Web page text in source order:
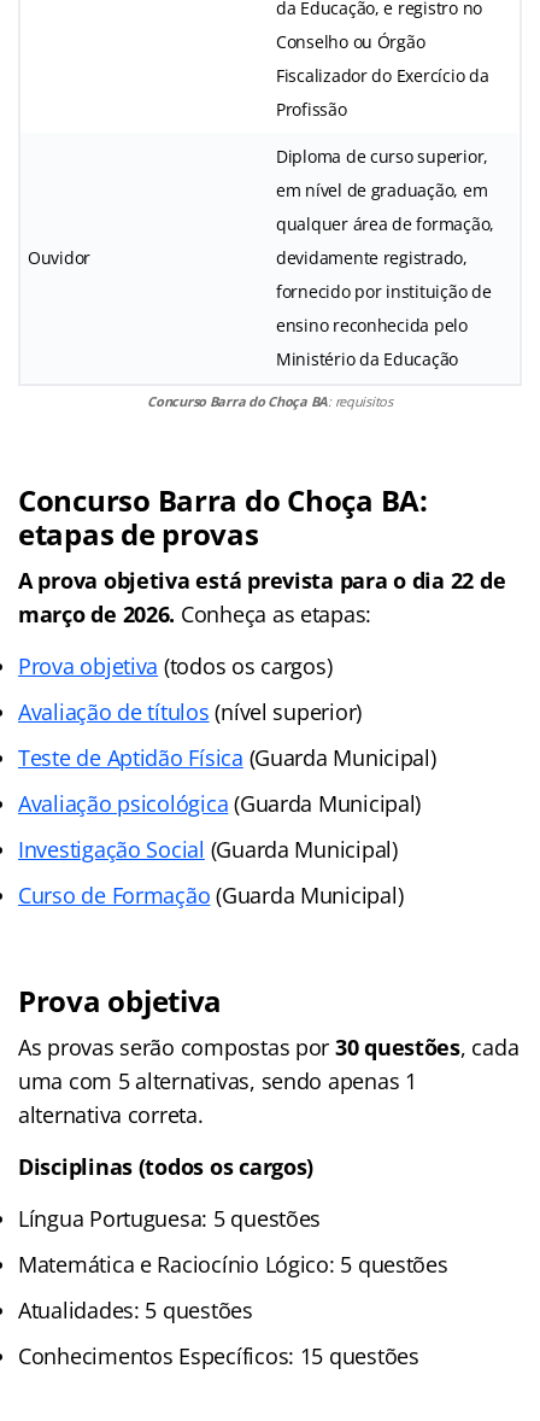
da Educação, e registro no
Conselho ou Órgão
Fiscalizador do Exercício da
Profissão
Ouvidor
Diploma de curso superior,
em nível de graduação, em
qualquer área de formação,
devidamente registrado,
fornecido por instituição de
ensino reconhecida pelo
Ministério da Educação
Concurso Barra do Choça BA: requisitos
Concurso Barra do Choça BA:
etapas de provas
A prova objetiva está prevista para o dia 22 de
março de 2026. Conheça as etapas:
Prova objetiva (todos os cargos)
Avaliação de títulos (nível superior)
Teste de Aptidão Física (Guarda Municipal)
Avaliação psicológica (Guarda Municipal)
Investigação Social (Guarda Municipal)
Curso de Formação (Guarda Municipal)
Prova objetiva
As provas serão compostas por 30 questões, cada
uma com 5 alternativas, sendo apenas 1
alternativa correta.
Disciplinas (todos os cargos)
Língua Portuguesa: 5 questões
Matemática e Raciocínio Lógico: 5 questões
Atualidades: 5 questões
Conhecimentos Específicos: 15 questões